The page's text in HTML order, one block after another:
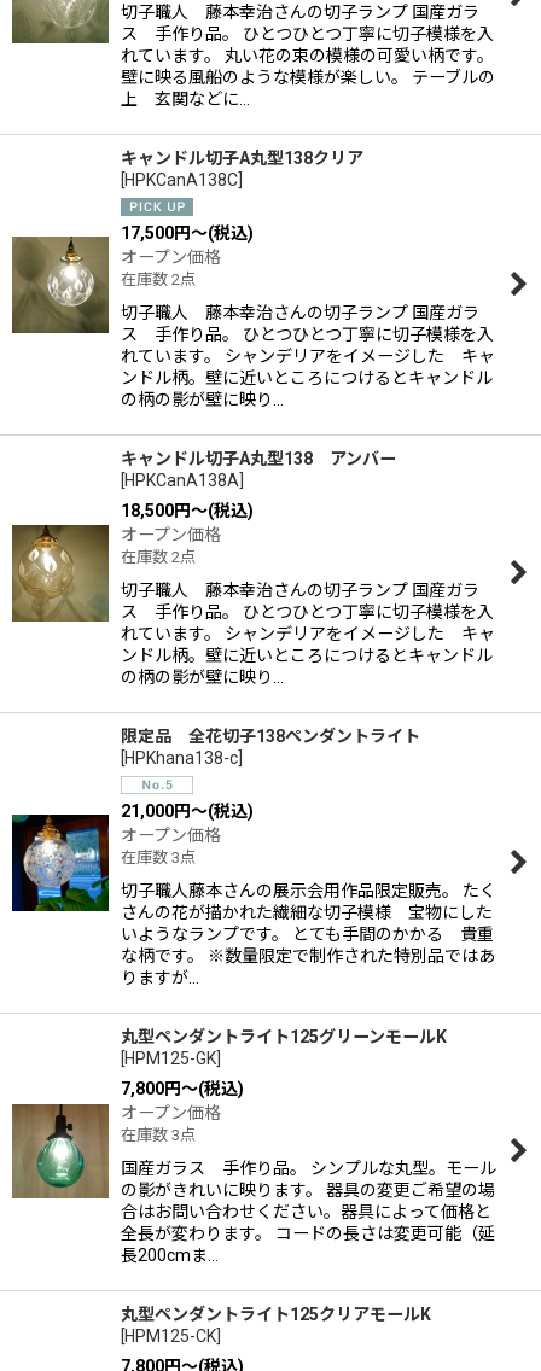
切子職人 藤本幸治さんの切子ランプ 国産ガラ
ス 手作り品。 ひとつひとつ丁寧に切子模様を入
れています。 丸い花の束の模様の可愛い柄です。
壁に映る風船のような模様が楽しい。 テーブルの
上 玄関などに…
キャンドル切子A丸型138クリア
[HPKCanA138C
17,500円～(税込)
オープン価格
在庫数 2点
切子職人 藤本幸治さんの切子ランプ 国産ガラ
ス 手作り品。 ひとつひとつ丁寧に切子模様を入
れています。 シャンデリアをイメージした キャ
ンドル柄。壁に近いところにつけるとキャンドル
の柄の影が壁に映り…
キャンドル切子A丸型138 アンバー
[HPKCanA138A
18,500円～(税込)
オープン価格
在庫数 2点
切子職人 藤本幸治さんの切子ランプ 国産ガラ
ス 手作り品。 ひとつひとつ丁寧に切子模様を入
れています。 シャンデリアをイメージした キャ
ンドル柄。壁に近いところにつけるとキャンドル
の柄の影が壁に映り…
限定品 全花切子138ペンダントライト
[HPKhana138-c
21,000円～(税込)
オープン価格
在庫数 3点
切子職人藤本さんの展示会用作品限定販売。 たく
さんの花が描かれた繊細な切子模様 宝物にした
いようなランプです。 とても手間のかかる 貴重
な柄です。 ※数量限定で制作された特別品ではあ
りますが…
丸型ペンダントライト125グリーンモールK
[HPM125-GK]
7,800円～(税込)
オープン価格
在庫数 3点
国産ガラス 手作り品。 シンプルな丸型。モール
の影がきれいに映ります。 器具の変更ご希望の場
合はお問い合わせください。器具によって価格と
全長が変わります。 コードの長さは変更可能（延
長200cmま…
丸型ペンダントライト125クリアモールK
[HPM125-CK]
7,800円～(税込)